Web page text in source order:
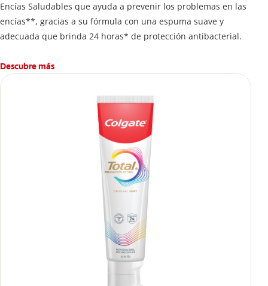
Encías Saludables que ayuda a prevenir los problemas en las
encías**, gracias a su fórmula con una espuma suave y
adecuada que brinda 24 horas* de protección antibacterial.
Descubre más